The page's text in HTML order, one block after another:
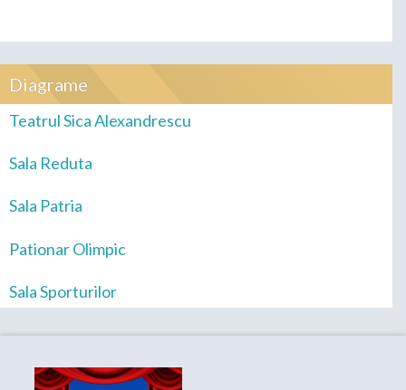
Diagrame
Teatrul Sica Alexandrescu
Sala Reduta
Sala Patria
Pationar Olimpic
Sala Sporturilor